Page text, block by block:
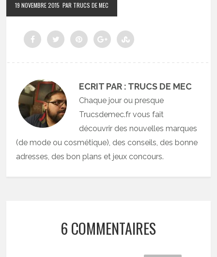
19 NOVEMBRE 2015 PAR TRUCS DE MEC
ECRIT PAR : TRUCS DE MEC
Chaque jour ou presque
Trucsdemec.fr vous fait
découvrir des nouvelles marques
(de mode ou cosmétique), des conseils, des bonne
adresses, des bon plans et jeux concours.
6 COMMENTAIRES